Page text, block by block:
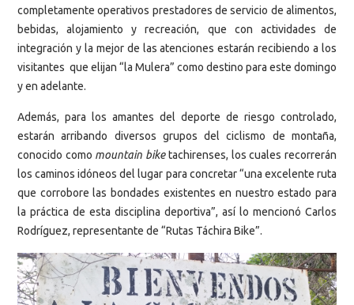
completamente operativos prestadores de servicio de alimentos,
bebidas, alojamiento y recreación, que con actividades de
integración y la mejor de las atenciones estarán recibiendo a los
visitantes que elijan “la Mulera” como destino para este domingo
y en adelante.
Además, para los amantes del deporte de riesgo controlado,
estarán arribando diversos grupos del ciclismo de montaña,
conocido como mountain biketachirenses, los cuales recorrerán
los caminos idóneos del lugar para concretar “una excelente ruta
que corrobore las bondades existentes en nuestro estado para
la práctica de esta disciplina deportiva”, así lo mencionó Carlos
Rodríguez, representante de “Rutas Táchira Bike”.